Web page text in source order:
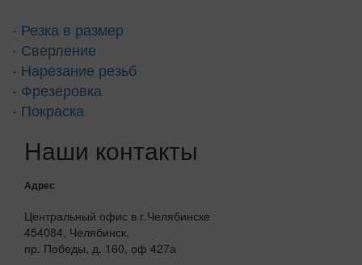
- Резка в размер
- Сверление
- Нарезание резьб
- Фрезеровка
- Покраска
Наши контакты
Адрес
Центральный офис в г.Челябинске
454084, Челябинск,
пр. Победы, д. 160, оф 427а